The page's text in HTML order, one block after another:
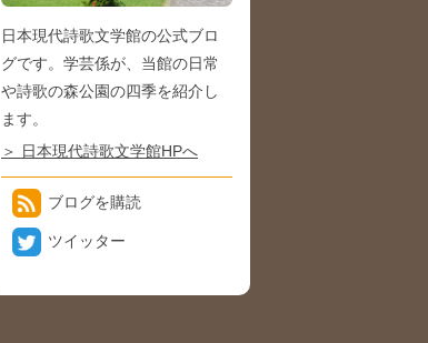
日本現代詩歌文学館の公式ブロ
グです。学芸係が、当館の日常
や詩歌の森公園の四季を紹介し
ます。
＞ 日本現代詩歌文学館HPへ
ブログを購読
ツイッター